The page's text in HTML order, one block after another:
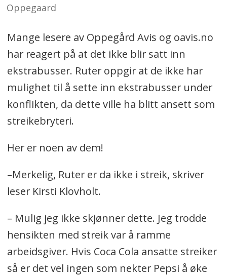
Oppegaard
Mange lesere av Oppegård Avis og oavis.no
har reagert på at det ikke blir satt inn
ekstrabusser. Ruter oppgir at de ikke har
mulighet til å sette inn ekstrabusser under
konflikten, da dette ville ha blitt ansett som
streikebryteri.
Her er noen av dem!
–Merkelig, Ruter er da ikke i streik, skriver
leser Kirsti Klovholt.
– Mulig jeg ikke skjønner dette. Jeg trodde
hensikten med streik var å ramme
arbeidsgiver. Hvis Coca Cola ansatte streiker
så er det vel ingen som nekter Pepsi å øke